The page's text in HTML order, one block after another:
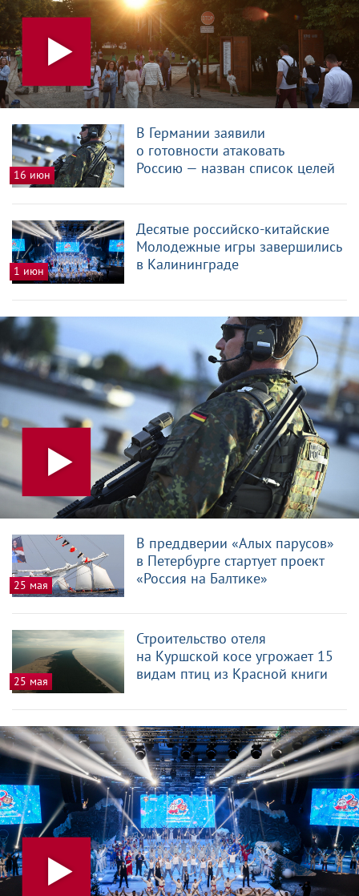
16 июн
В Германии заявили
о готовности атаковать
Россию — назван список целей
1 июн
Десятые российско-китайские
Молодежные игры завершились
в Калининграде
25 мая
В преддверии «Алых парусов»
в Петербурге стартует проект
«Россия на Балтике»
25 мая
Строительство отеля
на Куршской косе угрожает 15
видам птиц из Красной книги